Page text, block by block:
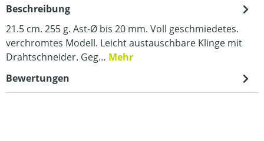
Beschreibung
21.5 cm. 255 g. Ast-Ø bis 20 mm. Voll geschmiedetes.
verchromtes Modell. Leicht austauschbare Klinge mit
Drahtschneider. Geg… Mehr
Bewertungen